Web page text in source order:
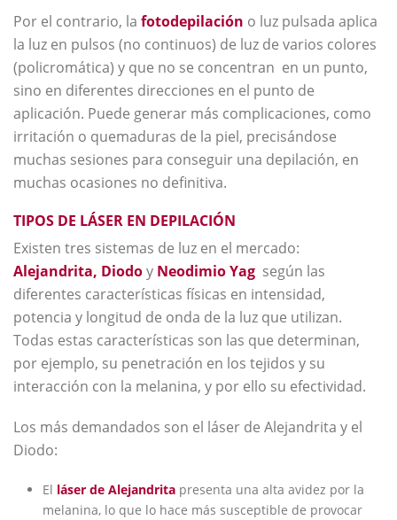
Por el contrario, la fotodepilación o luz pulsada aplica
la luz en pulsos (no continuos) de luz de varios colores
(policromática) y que no se concentran en un punto,
sino en diferentes direcciones en el punto de
aplicación. Puede generar más complicaciones, como
irritación o quemaduras de la piel, precisándose
muchas sesiones para conseguir una depilación, en
muchas ocasiones no definitiva.
TIPOS DE LÁSER EN DEPILACIÓN
Existen tres sistemas de luz en el mercado:
Alejandrita, Diodoy Neodimio Yag según las
diferentes características físicas en intensidad,
potencia y longitud de onda de la luz que utilizan.
Todas estas características son las que determinan,
por ejemplo, su penetración en los tejidos y su
interacción con la melanina, y por ello su efectividad.
Los más demandados son el láser de Alejandrita y el
Diodo:
El láser de Alejandritapresenta una alta avidez por la
melanina, lo que lo hace más susceptible de provocar